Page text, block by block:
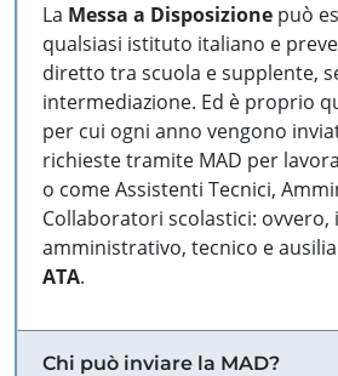
La Messa a Disposizione può
qualsiasi istituto italiano e
diretto tra scuola e supplente,
intermediazione. Ed è proprio
per cui ogni anno vengono
richieste tramite MAD per
o come Assistenti Tecnici,
Collaboratori scolastici: ovvero,
amministrativo, tecnico e
ATA.
Chi può inviare la MAD?